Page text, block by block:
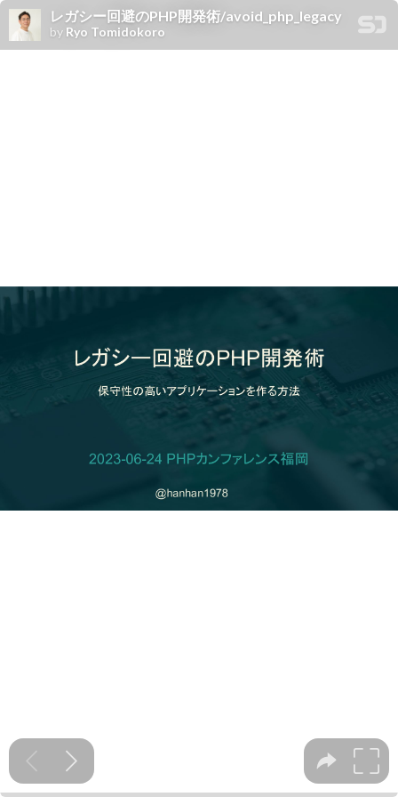
レガシー回避のPHP開発術/avoid_php_legacy
by Ryo Tomidokoro